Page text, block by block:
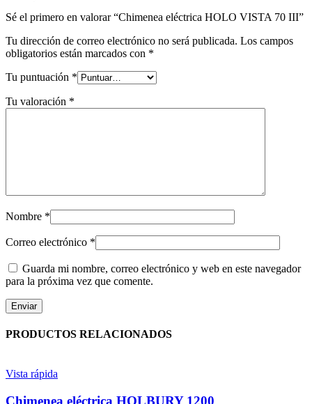
Sé el primero en valorar “Chimenea eléctrica HOLO VISTA 70 III”
Tu dirección de correo electrónico no será publicada. Los campos
obligatorios están marcados con *
Tu puntuación *
Tu valoración *
Nombre *
Correo electrónico *
Guarda mi nombre, correo electrónico y web en este navegador
para la próxima vez que comente.
PRODUCTOS RELACIONADOS
Vista rápida
Chimenea eléctrica HOLBURY 1200